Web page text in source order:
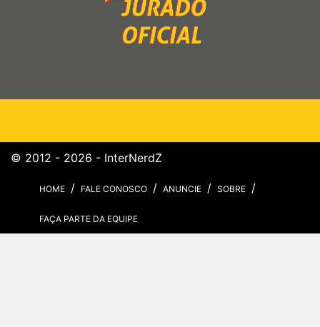
© 2012 - 2026 - InterNerdZ
HOME FALE CONOSCO ANUNCIE SOBRE
FAÇA PARTE DA EQUIPE